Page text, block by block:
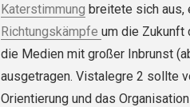
Katerstimmung breitete sich aus,
Richtungskämpfe um die Zukunft
die Medien mit großer Inbrunst
ausgetragen. Vistalegre 2 sollte
Orientierung und das